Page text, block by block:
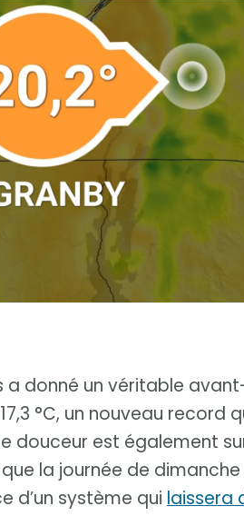
donné un véritable
°C, un nouveau record
douceur est également
la journée de
d’un système qui laissera